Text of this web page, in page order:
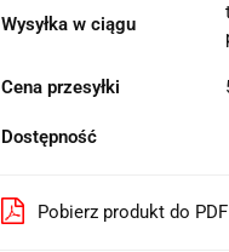
Wysyłka w ciągu
Cena przesyłki
Dostępność
Pobierz produkt do PDF